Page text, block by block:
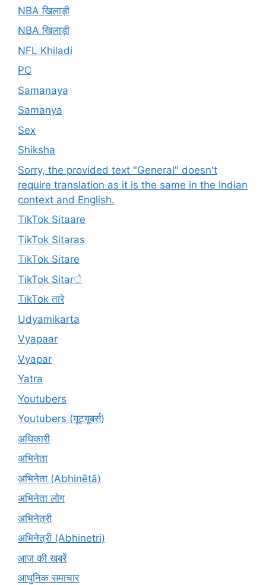
NBA खिलाड़ी
NBA खिलाड़ी
NFL Khiladi
PC
Samanaya
Samanya
Sex
Shiksha
Sorry, the provided text "General" doesn't
require translation as it is the same in the Indian
context and English.
TikTok Sitaare
TikTok Sitaras
TikTok Sitare
TikTok Sitarे
TikTok तारे
Udyamikarta
Vyapaar
Vyapar
Yatra
Youtubers
Youtubers (यूट्यूबर्स)
अधिकारी
अभिनेता
अभिनेता (Abhinētā)
अभिनेता लोग
अभिनेत्री
अभिनेत्री (Abhinetri)
आज की खबरें
आधुनिक समाचार